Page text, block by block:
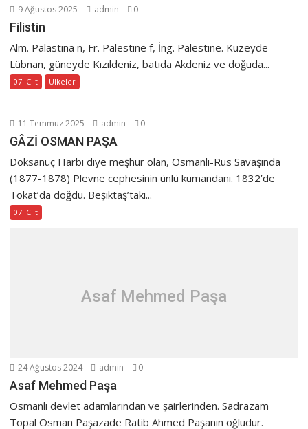
9 Ağustos 2025 admin 0
Filistin
Alm. Palästina n, Fr. Palestine f, İng. Palestine. Kuzeyde
Lübnan, güneyde Kızıldeniz, batıda Akdeniz ve doğuda...
07. Cilt Ülkeler
11 Temmuz 2025 admin 0
GÂZİ OSMAN PAŞA
Doksanüç Harbi diye meşhur olan, Osmanlı-Rus Savaşında
(1877-1878) Plevne cephesinin ünlü kumandanı. 1832’de
Tokat’da doğdu. Beşiktaş’taki...
07. Cilt
Asaf Mehmed Paşa
24 Ağustos 2024 admin 0
Asaf Mehmed Paşa
Osmanlı devlet adamlarından ve şairlerinden. Sadrazam
Topal Osman Paşazade Ratib Ahmed Paşanın oğludur.